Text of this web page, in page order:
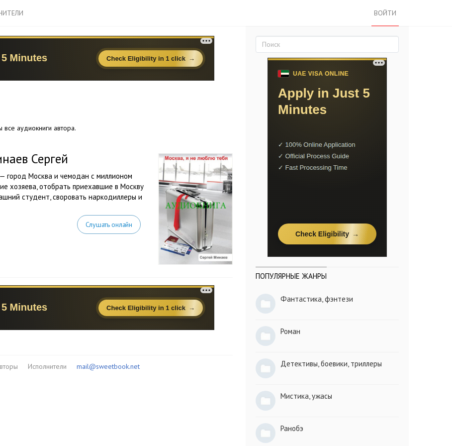
ВОЙТИ
аудиокниги автора.
Сергей
город Москва и чемодан с миллионом
хозяева, отобрать приехавшие в Москву
студент, своровать наркодиллеры и
Слушать онлайн
Исполнители mail@sweetbook.net
ПОПУЛЯРНЫЕ ЖАНРЫ
Фантастика, фэнтези
Роман
Детективы, боевики, триллеры
Мистика, ужасы
Ранобэ